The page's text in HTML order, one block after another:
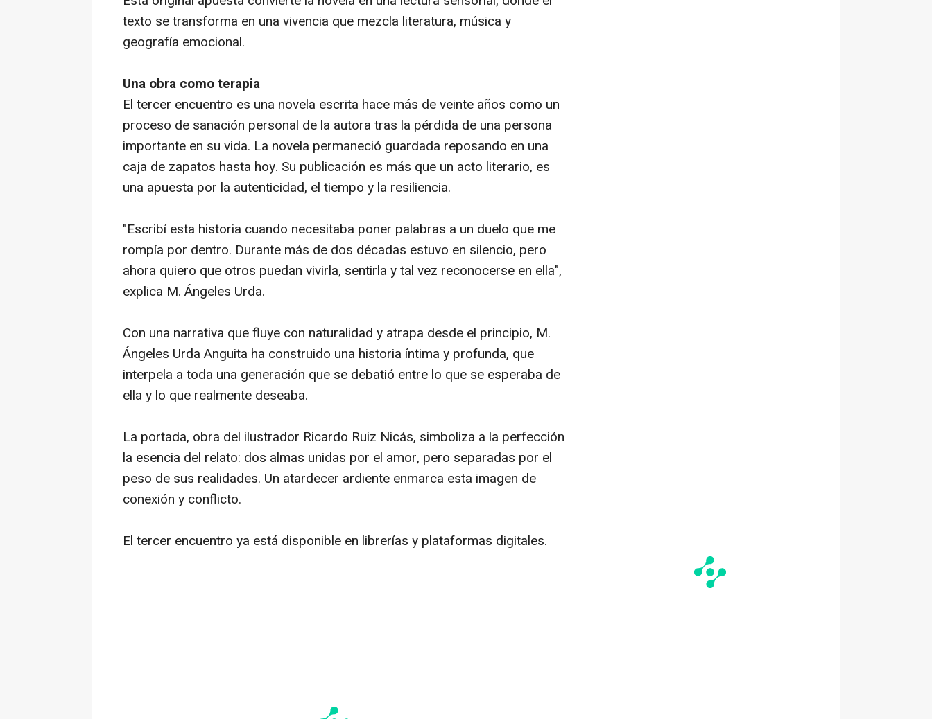
texto se transforma en una vivencia que mezcla literatura, música y
geografía emocional.
Una obra como terapia
El tercer encuentro es una novela escrita hace más de veinte años como un
proceso de sanación personal de la autora tras la pérdida de una persona
importante en su vida. La novela permaneció guardada reposando en una
caja de zapatos hasta hoy. Su publicación es más que un acto literario, es
una apuesta por la autenticidad, el tiempo y la resiliencia.
"Escribí esta historia cuando necesitaba poner palabras a un duelo que me
rompía por dentro. Durante más de dos décadas estuvo en silencio, pero
ahora quiero que otros puedan vivirla, sentirla y tal vez reconocerse en ella",
explica M. Ángeles Urda.
Con una narrativa que fluye con naturalidad y atrapa desde el principio, M.
Ángeles Urda Anguita ha construido una historia íntima y profunda, que
interpela a toda una generación que se debatió entre lo que se esperaba de
ella y lo que realmente deseaba.
La portada, obra del ilustrador Ricardo Ruiz Nicás, simboliza a la perfección
la esencia del relato: dos almas unidas por el amor, pero separadas por el
peso de sus realidades. Un atardecer ardiente enmarca esta imagen de
conexión y conflicto.
El tercer encuentro ya está disponible en librerías y plataformas digitales.